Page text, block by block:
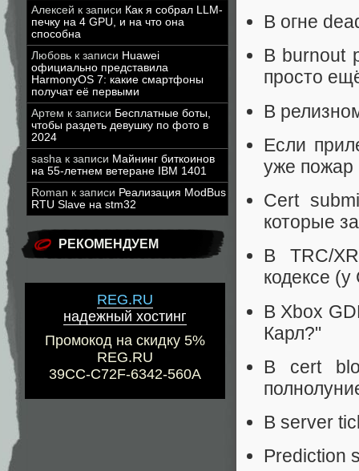
Алексей к записи Как я собрал LLM-
печку на 4 GPU, и на что она
способна
Любовь к записи Huawei
официально представила
HarmonyOS 7: какие смартфоны
получат её первыми
Артем к записи Бесплатные боты,
чтобы раздеть девушку по фото в
2024
sasha к записи Майнинг биткоинов
на 55-летнем ветеране IBM 1401
Roman к записи Реализация ModBus
RTU Slave на stm32
РЕКОМЕНДУЕМ
REG.RU
надежный хостинг
Промокод на скидку 5%
REG.RU
39CC-C72F-6342-560A
В огне
В burnout
просто
В
Если
уже пожар
Сert
которые
В TRC/
кодексе
В Xbox
Карл?"
В cert
В server
Prediction